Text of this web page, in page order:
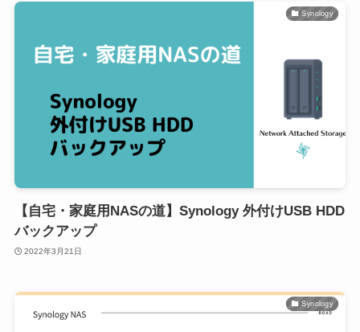
Synology
【自宅・家庭用NASの道】Synology 外付けUSB HDD
バックアップ
2022年3月21日
Synology